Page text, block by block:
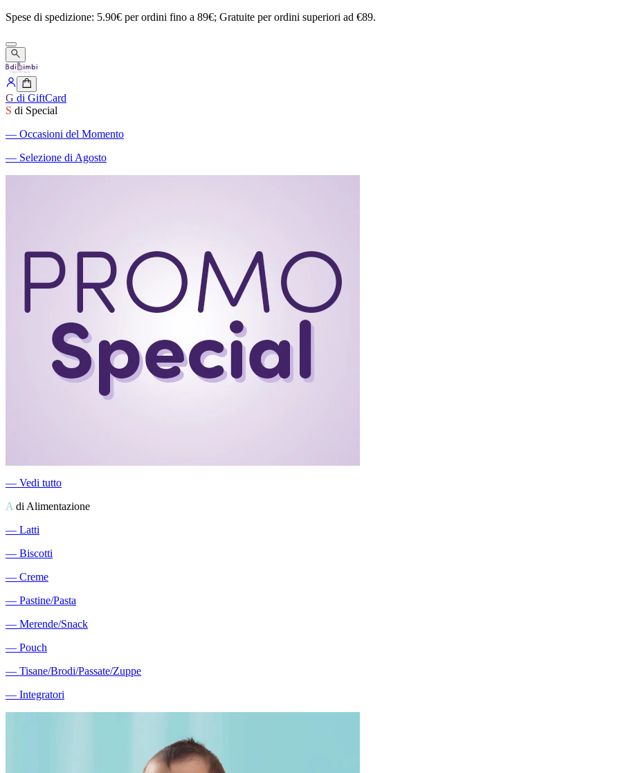
Spese di spedizione: 5.90€ perordini fino a 89€; Gratuite perordini superiori ad €89.
G di GiftCard
S di Special
― Occasioni del Momento
― Selezione di Agosto
― Vedi tutto
A di Alimentazione
― Latti
― Biscotti
― Creme
― Pastine/Pasta
― Merende/Snack
― Pouch
― Tisane/Brodi/Passate/Zuppe
― Integratori